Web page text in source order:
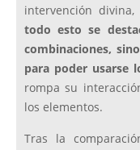
intervención
todo esto se
combinaciones,
para poder usarse
rompa su
los elementos.
Tras la